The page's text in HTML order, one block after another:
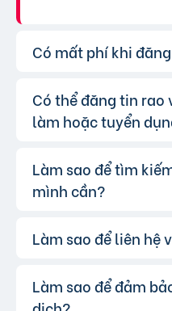
Có mất phí khi
Trả lời: Chúng tôi
phí cơ bản cho tất cả
tăng hiệu quả quảng
thị, bạn có thể lựa
cấp với chi phí hợp
VIP.
Có thể đăng tin rao
làm hoặc tuyển
Trả lời: Hoàn toàn
tôi hỗ trợ đăng tin
đủ thông tin.
Làm sao để tìm
mình cần?
Trả lời: Bạn có thể
phẩm/dịch vụ bạn
chính xác hơn, bạn
Làm sao để liên hệ
Trả lời: Khi bạn tìm
hãy nhấp vào một
Làm sao để đảm